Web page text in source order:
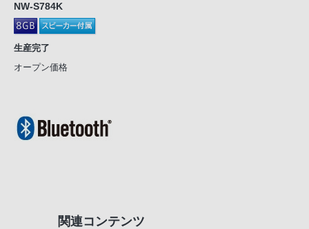
NW-S784K
生産完了
オープン価格
関連コンテンツ